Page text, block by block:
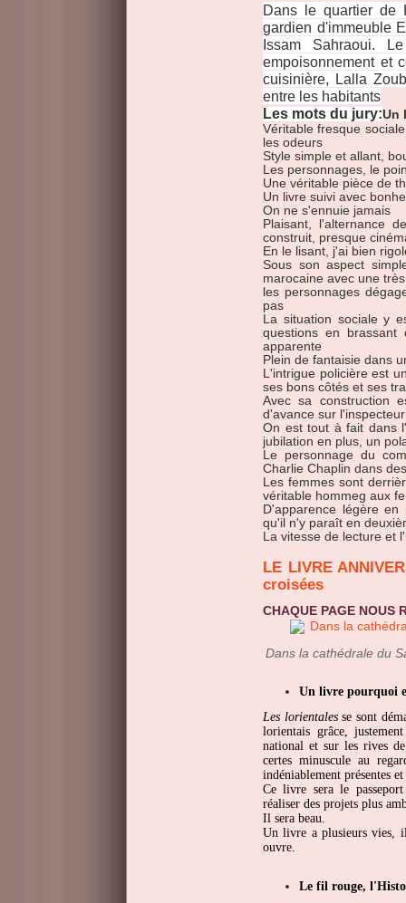
Dans le quartier de
gardien d'immeuble
Issam Sahraoui.
empoisonnement et
cuisinière, Lalla
entre les habitants
Les mots du jury:Un
Véritable fresque
les odeurs
Style simple et allant,
Les personnages, le
Une véritable pièce de
Un livre suivi avec
On ne s'ennuie jamais
Plaisant, l'alternance
construit, presque
En le lisant, j'ai bien
Sous son aspect
marocaine avec une
les personnages
pas
La situation sociale y
questions en
apparente
Plein de fantaisie dans
L'intrigue policière est
ses bons côtés et ses
Avec sa construction
d'avance sur
On est tout à fait dans
jubilation en plus, un
Le personnage du
Charlie Chaplin dans
Les femmes sont
véritable hommeg aux
D'apparence légère
qu'il n'y paraît en
La vitesse de lecture et
LE LIVRE ANNIVERSAIRE POUR NOS 10 ANS, Mémoires
croisées
CHAQUE PAGE NOUS
Dans la cathédrale du
Un livre pourquoi
Les lorientalesse sont
lorientais grâce,
national et sur les rives
certes minuscule au
indéniablement présentes
Ce livre sera le
réaliser des projets plus
Il sera beau.
Un livre a plusieurs vies,
ouvre.
Le fil rouge,